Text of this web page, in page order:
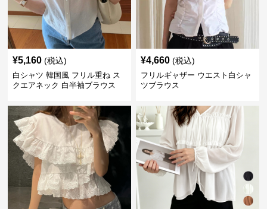
¥5,160 (税込)
白シャツ 韓国風 フリル重ね ス
クエアネック 白半袖ブラウス
¥4,660 (税込)
フリルギャザー ウエスト白シャ
ツブラウス